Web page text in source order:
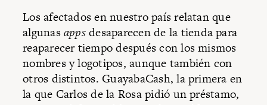
Los afectados en nuestro país relatan que
algunasappsdesaparecen de la tienda para
reaparecer tiempo después con los mismos
nombres y logotipos, aunque también con
otros distintos. GuayabaCash, la primera en
la que Carlos de la Rosa pidió un préstamo,